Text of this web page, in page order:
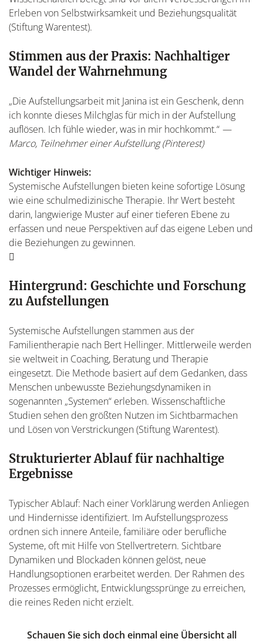
Erleben von Selbstwirksamkeit und Beziehungsqualität
(Stiftung Warentest).
Stimmen aus der Praxis: Nachhaltiger
Wandel der Wahrnehmung
„Die Aufstellungsarbeit mit Janina ist ein Geschenk, denn
ich konnte dieses Milchglas für mich in der Aufstellung
auflösen. Ich fühle wieder, was in mir hochkommt.“ —
Marco, Teilnehmer einer Aufstellung (Pinterest)
Wichtiger Hinweis:
Systemische Aufstellungen bieten keine sofortige Lösung
wie eine schulmedizinische Therapie. Ihr Wert besteht
darin, langwierige Muster auf einer tieferen Ebene zu
erfassen und neue Perspektiven auf das eigene Leben und
die Beziehungen zu gewinnen.
Hintergrund: Geschichte und Forschung
zu Aufstellungen
Systemische Aufstellungen stammen aus der
Familientherapie nach Bert Hellinger. Mittlerweile werden
sie weltweit in Coaching, Beratung und Therapie
eingesetzt. Die Methode basiert auf dem Gedanken, dass
Menschen unbewusste Beziehungsdynamiken in
sogenannten „Systemen“ erleben. Wissenschaftliche
Studien sehen den größten Nutzen im Sichtbarmachen
und Lösen von Verstrickungen (Stiftung Warentest).
Strukturierter Ablauf für nachhaltige
Ergebnisse
Typischer Ablauf: Nach einer Vorklärung werden Anliegen
und Hindernisse identifiziert. Im Aufstellungsprozess
ordnen sich innere Anteile, familiäre oder berufliche
Systeme, oft mit Hilfe von Stellvertretern. Sichtbare
Dynamiken und Blockaden können gelöst, neue
Handlungsoptionen erarbeitet werden. Der Rahmen des
Prozesses ermöglicht, Entwicklungssprünge zu erreichen,
die reines Reden nicht erzielt.
Schauen Sie sich doch einmal eine Übersicht all